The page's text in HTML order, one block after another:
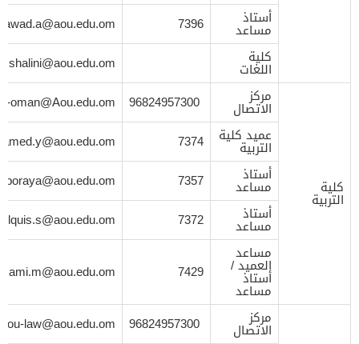
أستاذ
مساعد 7396
rawad.a@aou.edu.om
كلية
اللغات shalini@aou.edu.om
كلية
التربية
مركز
الاتصال 96824957300
oman@Aou.edu.om
عميد كلية
التربية 7374
أستاذ
مساعد 7357
أستاذ
مساعد 7372
bilquis.s@aou.edu.om
مساعد
العميد /
أستاذ
مساعد
7429
sami.m@aou.edu.om
مركز
الاتصال 96824957300
aou-law@aou.edu.om